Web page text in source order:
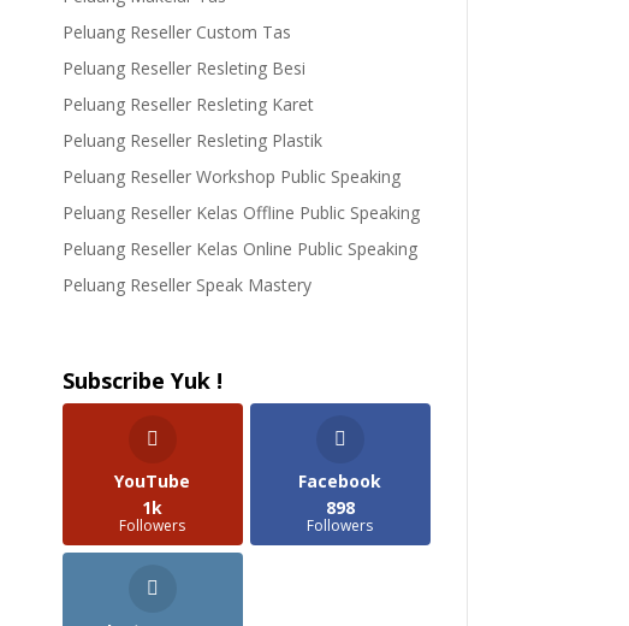
Peluang Reseller Custom Tas
Peluang Reseller Resleting Besi
Peluang Reseller Resleting Karet
Peluang Reseller Resleting Plastik
Peluang Reseller Workshop Public Speaking
Peluang Reseller Kelas Offline Public Speaking
Peluang Reseller Kelas Online Public Speaking
Peluang Reseller Speak Mastery
Subscribe Yuk !
YouTube
1k
Followers
Facebook
898
Followers